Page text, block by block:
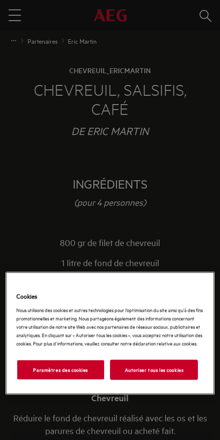
Menu
Partenaires Eric Martin
CHEVREUIL_ERICMARTIN
CHEVREUIL, SALSIFIS,
CAFÉ
DE ERIC MARTIN
INGRÉDIENTS
(pour 4 personnes)
800 gr de filet de chevreuil
1 litre de fond de chevreuil
café moulu pour expresso
PRÉPARATION
Chevreuil
Réduire le fond de chevreuil réalisé avec les os et les
parures de chevreuil ou acheté fait.
Cookies
Nous utilisons des cookies et autres technologies pour l’optimisation du site ainsi qu’à des fins
promotionnelles et marketing. Nous partageons également des informations concernant
votre utilisation de notre site Web avec nos partenaires de réseaux sociaux, publicitaires et
analytiques. En cliquant sur « Autoriser tous les cookies », vous acceptez notre utilisation des
cookies. Pour plus d'informations, veuillez consulter notre déclaration relative aux cookies.
Paramètres des cookies Autoriser tous les cookies